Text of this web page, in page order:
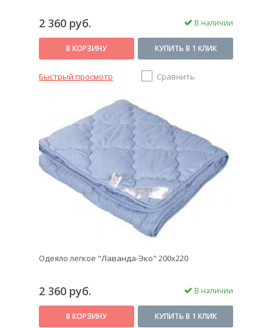
2 360 руб. В наличии
В КОРЗИНУ КУПИТЬ В 1 КЛИК
Быстрый просмотр Сравнить
Одеяло легкое "Лаванда-Эко" 200х220
2 360 руб. В наличии
В КОРЗИНУ КУПИТЬ В 1 КЛИК